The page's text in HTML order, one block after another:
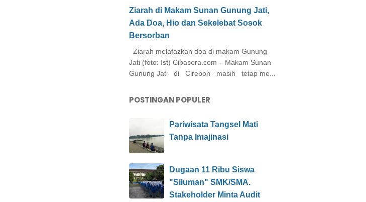
Ziarah di Makam Sunan Gunung Jati,
Ada Doa, Hio dan Sekelebat Sosok
Bersorban
Ziarah melafazkan doa di makam Gunung
Jati (foto: Ist) Cipasera.com – Makam Sunan
Gunung Jati di Cirebon masih tetap me...
POSTINGAN POPULER
Pariwisata Tangsel Mati
Tanpa Imajinasi
Dugaan 11 Ribu Siswa
"Siluman" SMK/SMA.
Stakeholder Minta Audit